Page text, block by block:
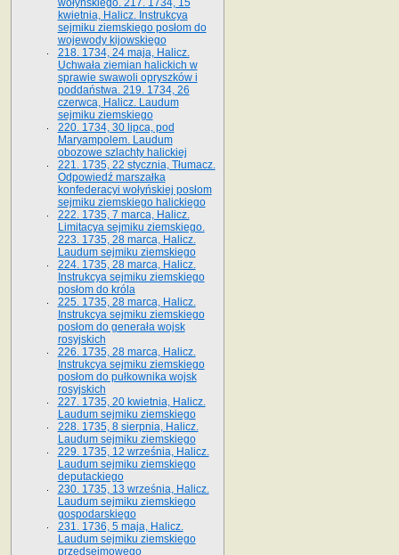
wołyńskiego. 217. 1734, 15
kwietnia, Halicz. Instrukcya
sejmiku ziemskiego posłom do
wojewody kijowskiego
218. 1734, 24 maja, Halicz.
Uchwała ziemian halickich w
sprawie swawoli opryszków i
poddaństwa. 219. 1734, 26
czerwca, Halicz. Laudum
sejmiku ziemskiego
220. 1734, 30 lipca, pod
Maryampolem. Laudum
obozowe szlachty halickiej
221. 1735, 22 stycznia, Tłumacz.
Odpowiedź marszałka
konfederacyi wołyńskiej posłom
sejmiku ziemskiego halickiego
222. 1735, 7 marca, Halicz.
Limitacya sejmiku ziemskiego.
223. 1735, 28 marca, Halicz.
Laudum sejmiku ziemskiego
224. 1735, 28 marca, Halicz.
Instrukcya sejmiku ziemskiego
posłom do króla
225. 1735, 28 marca, Halicz.
Instrukcya sejmiku ziemskiego
posłom do generała wojsk
rosyjskich
226. 1735, 28 marca, Halicz.
Instrukcya sejmiku ziemskiego
posłom do pułkownika wojsk
rosyjskich
227. 1735, 20 kwietnia, Halicz.
Laudum sejmiku ziemskiego
228. 1735, 8 sierpnia, Halicz.
Laudum sejmiku ziemskiego
229. 1735, 12 września, Halicz.
Laudum sejmiku ziemskiego
deputackiego
230. 1735, 13 września, Halicz.
Laudum sejmiku ziemskiego
gospodarskiego
231. 1736, 5 maja, Halicz.
Laudum sejmiku ziemskiego
przedsejmowego